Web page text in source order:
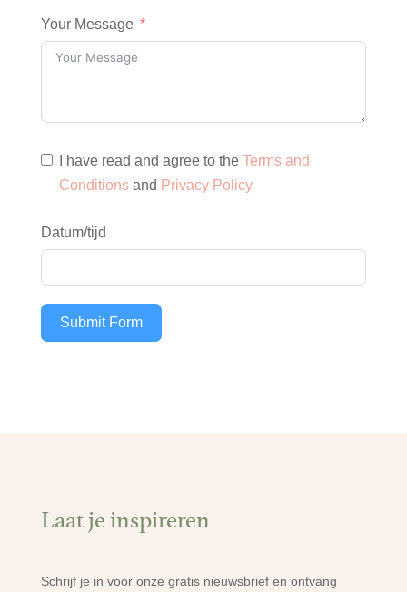
Your Message
I have read and agree to the Terms and
Conditionsand Privacy Policy
Datum/tijd
Submit Form
Laat je inspireren
Schrijf je in voor onze gratis nieuwsbrief en ontvang